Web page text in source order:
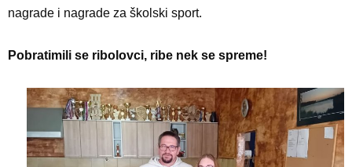
nagrade i nagrade za školski sport.
Pobratimili se ribolovci, ribe nek se spreme!